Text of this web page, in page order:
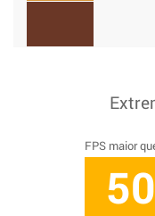
FPS maior
50